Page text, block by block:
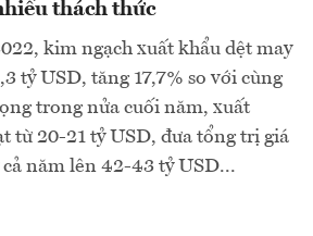
thách thức
kim ngạch xuất khẩu dệt may
tỷ USD, tăng 17,7% so với cùng
trong nửa cuối năm, xuất
từ 20-21 tỷ USD, đưa tổng trị giá
năm lên 42-43 tỷ USD...